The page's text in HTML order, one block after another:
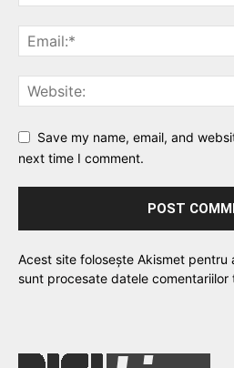
Save my name, email, and
next time I comment.
Acest site folosește Akismet pentru
sunt procesate datele comentariilor